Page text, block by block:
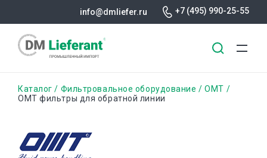
info@dmliefer.ru +7 (495) 990-25-55
Строка
Каталог Фильтровальное оборудование
OMT
OMT фильтры для обратной линии